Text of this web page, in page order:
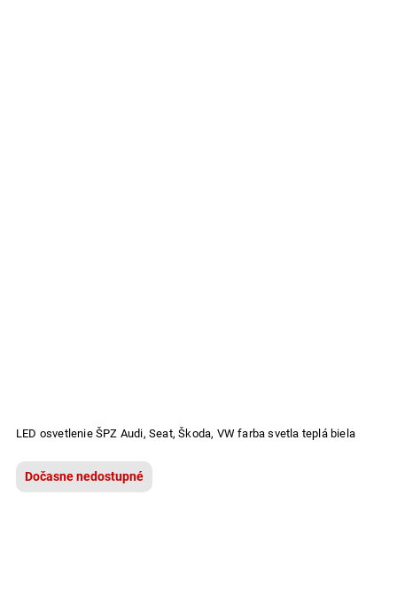
LED osvetlenie ŠPZ Audi, Seat, Škoda, VW farba svetla teplá biela
Dočasne nedostupné